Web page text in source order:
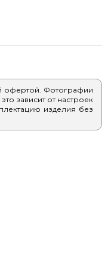
офертой. Фотографии
зависит от настроек
изделия без